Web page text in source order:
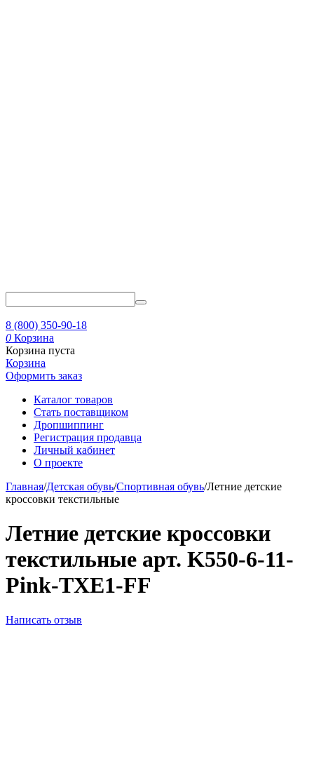
8 (800) 350-90-18
0 Корзина
Корзина пуста
Корзина
Оформить заказ
Каталог товаров
Стать поставщиком
Дропшиппинг
Регистрация продавца
Личный кабинет
О проекте
Главная/Детская обувь/Спортивная обувь/Летние детские
кроссовки текстильные
Летние детские кроссовки
текстильные арт. K550-6-11-
Pink-TXE1-FF
Написать отзыв